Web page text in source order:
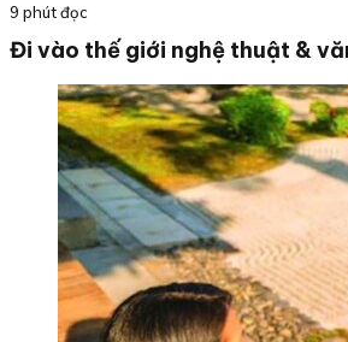
9 phút đọc
Đi vào thế giới nghệ thuật &